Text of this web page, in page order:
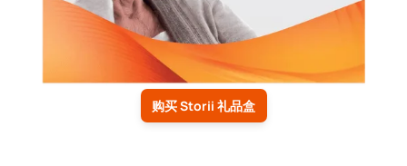
购买 Storii 礼品盒